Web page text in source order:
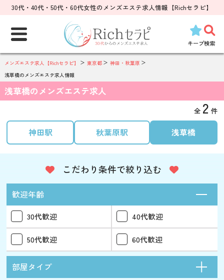
30代・40代・50代・60代女性のメンズエステ求人情報【Richセラピ】
キープ検索
索:
メンズエステ求人【Richセラピ】 東京都
神田・秋葉原
浅草橋のメンズエステ求人情報
浅草橋のメンズエステ求人
全 2 件
神田駅 秋葉原駅 浅草橋
こだわり条件で絞り込む
歓迎年齢
30代歓迎 40代歓迎
50代歓迎 60代歓迎
部屋タイプ